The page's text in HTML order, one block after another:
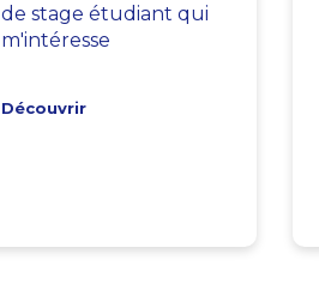
de stage étudiant qui
m'intéresse
Découvrir